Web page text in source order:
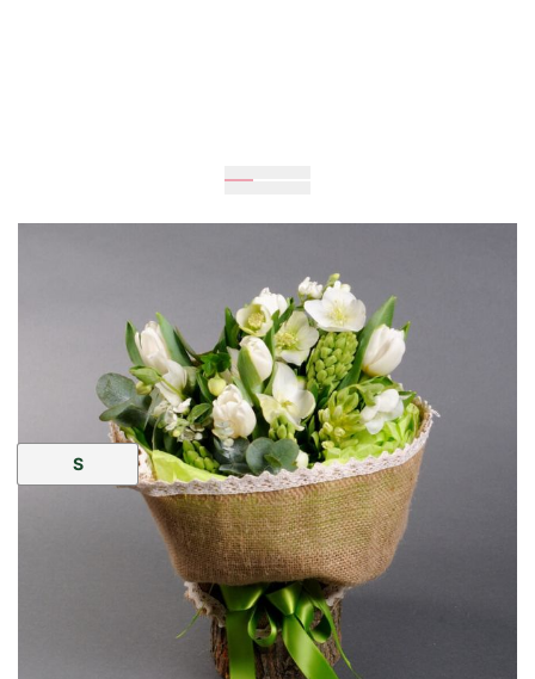
25см
S
1 939 грн
Додати до кошика